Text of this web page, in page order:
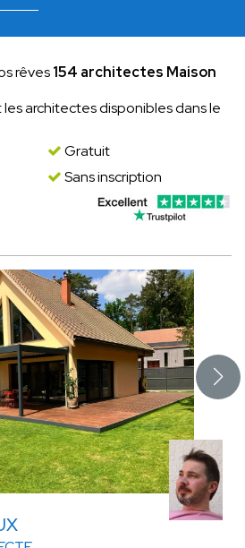
rêves154 architectes Maison
architectes disponibles dans le
Gratuit
Sans inscription